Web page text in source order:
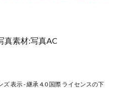
真素材:写真AC
表示 - 継承 4.0 国際 ライセンスの下